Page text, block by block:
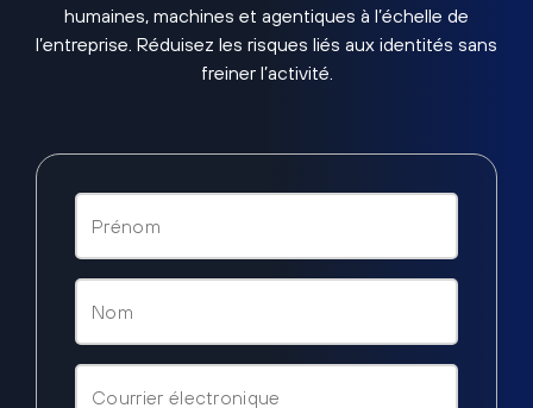
humaines, machines et agentiques à l’échelle de
l’entreprise. Réduisez les risques liés aux identités sans
freiner l’activité.